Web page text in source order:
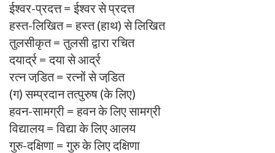
ईश्वर-प्रदत्त = ईश्वर से प्रदत्त
हस्त-लिखित = हस्त (हाथ) से लिखित
तुलसीकृत = तुलसी द्वारा रचित
दयार्द्र = दया से आर्द्र
रत्न जडि़त = रत्नों से जडि़त
(ग) सम्प्रदान तत्पुरुष (के लिए)
हवन-सामग्री = हवन के लिए सामग्री
विद्यालय = विद्या के लिए आलय
गुरु-दक्षिणा = गुरु के लिए दक्षिणा